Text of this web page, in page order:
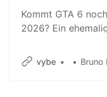
Kommt GTA 6
2026? Ein
vybe Bruno